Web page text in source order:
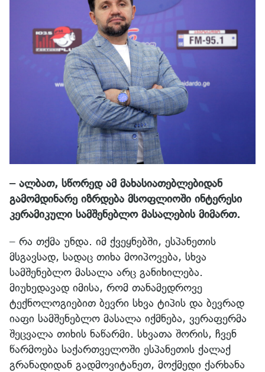
– ალბათ, სწორედ ამ მახასიათებლებიდან
გამომდინარე იზრდება მსოფლიოში ინტერესი
კერამიკული სამშენებლო მასალების მიმართ.
– რა თქმა უნდა. იმ ქვეყნებში, ესპანეთის
მსგავსად, სადაც თიხა მოიპოვება, სხვა
სამშენებლო მასალა არც განიხილება.
მიუხედავად იმისა, რომ თანამედროვე
ტექნოლოგიებით ბევრი სხვა ტიპის და ბევრად
იაფი სამშენებლო მასალა იქმნება, ვერაფერმა
შეცვალა თიხის ნაწარმი. სხვათა შორის, ჩვენ
წარმოება საქართველოში ესპანეთის ქალაქ
გრანადიდან გადმოვიტანეთ, მოქმედი ქარხანა